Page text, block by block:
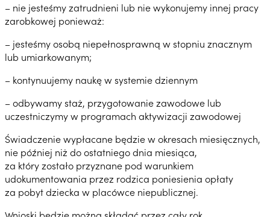
– nie jesteśmy zatrudnieni lub nie wykonujemy innej pracy
zarobkowej ponieważ:
– jesteśmy osobą niepełnosprawną w stopniu znacznym
lub umiarkowanym;
– kontynuujemy naukę w systemie dziennym
– odbywamy staż, przygotowanie zawodowe lub
uczestniczymy w programach aktywizacji zawodowej
Świadczenie wypłacane będzie w okresach miesięcznych,
nie później niż do ostatniego dnia miesiąca,
za który zostało przyznane pod warunkiem
udokumentowania przez rodzica poniesienia opłaty
za pobyt dziecka w placówce niepublicznej.